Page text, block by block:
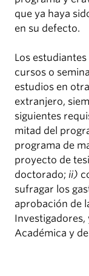
que ya haya
en su defecto.
Los
cursos o
estudios en
extranjero,
siguientes
mitad del
programa de
proyecto de
doctorado; ii)
sufragar los
aprobación de
Investigadores,
Académica y